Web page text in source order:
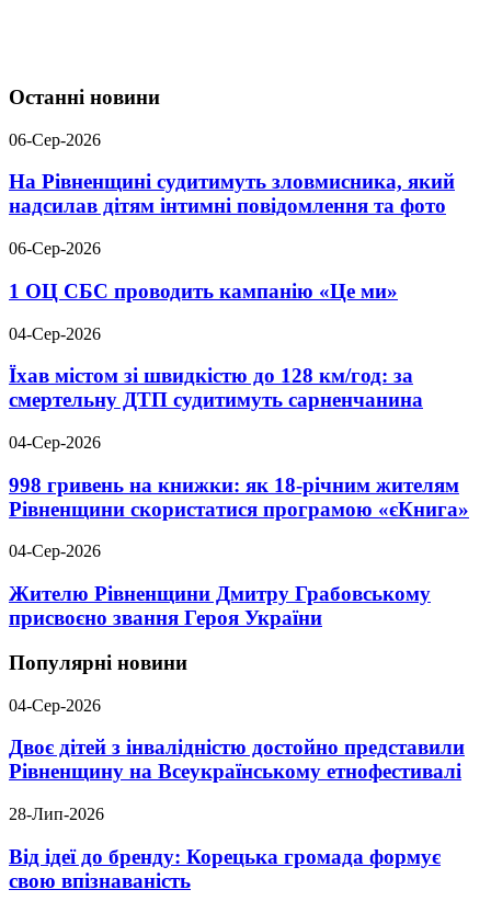
Останні новини
06-Сер-2026
На Рівненщині судитимуть зловмисника, який
надсилав дітям інтимні повідомлення та фото
06-Сер-2026
1 ОЦ СБС проводить кампанію «Це ми»
04-Сер-2026
Їхав містом зі швидкістю до 128 км/год: за
смертельну ДТП судитимуть сарненчанина
04-Сер-2026
998 гривень на книжки: як 18-річним жителям
Рівненщини скористатися програмою «єКнига»
04-Сер-2026
Жителю Рівненщини Дмитру Грабовському
присвоєно звання Героя України
Популярні новини
04-Сер-2026
Двоє дітей з інвалідністю достойно представили
Рівненщину на Всеукраїнському етнофестивалі
28-Лип-2026
Від ідеї до бренду: Корецька громада формує
свою впізнаваність